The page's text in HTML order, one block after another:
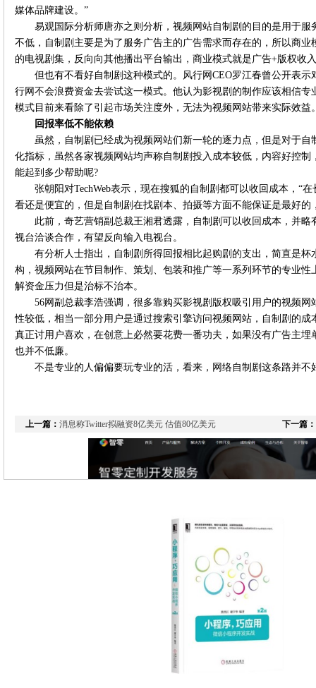
媒体品牌建设。”
易观国际分析师唐亦之则分析，视频网站自制剧的目的是用于
不低，自制剧主要是为了服务广告主的广告需求而存在的，所以商
的电视剧集，反向向其他播出平台输出，商业模式就是广告+版权收
但也有不看好自制剧这种模式的。风行网CEO罗江春曾公开表
行网不会浪费资金去尝试这一模式。他认为影视剧的制作应该相信
模式目前来看除了引起市场关注度外，无法为视频网站带来实际效益
回报率低不能依赖
虽然，自制剧已经成为视频网站们新一轮的逐力点，但是对于
化指标，虽然各家视频网站均声称自制剧投入成本较低，内容好控
能起到多少帮助呢?
张朝阳对TechWeb表示，现在搜狐的自制剧都可以收回成本，“
看还是便宜的，但是自制剧在找剧本、拍摄等方面不能保证是最好的
此前，奇艺营销副总裁王湘君透露，自制剧可以收回成本，并
视台洽谈合作，有望反向输入电视台。
有分析人士指出，自制剧所得回报相比起购剧的支出，简直是
构，视频网站在节目制作、策划、包装和推广等一系列环节的专业
解资金压力但是治标不治本。
56网副总裁李浩强调，很多靠购买影视剧版权吸引用户的视频
性较低，相当一部分用户是通过搜索引擎访问视频网站，自制剧的
真正讨用户喜欢，在创意上必然要花费一番功夫，如果没有广告主
也并不低廉。
不是专业的人偏偏要玩专业的活，看来，网络自制剧这条路并不
上一篇： 消息称Twitter拟融资8亿美元 估值80亿美元 下一篇：